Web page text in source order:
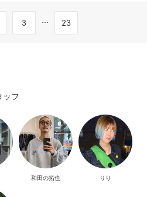
3 ... 23
ッフ
和田の拓也 りり